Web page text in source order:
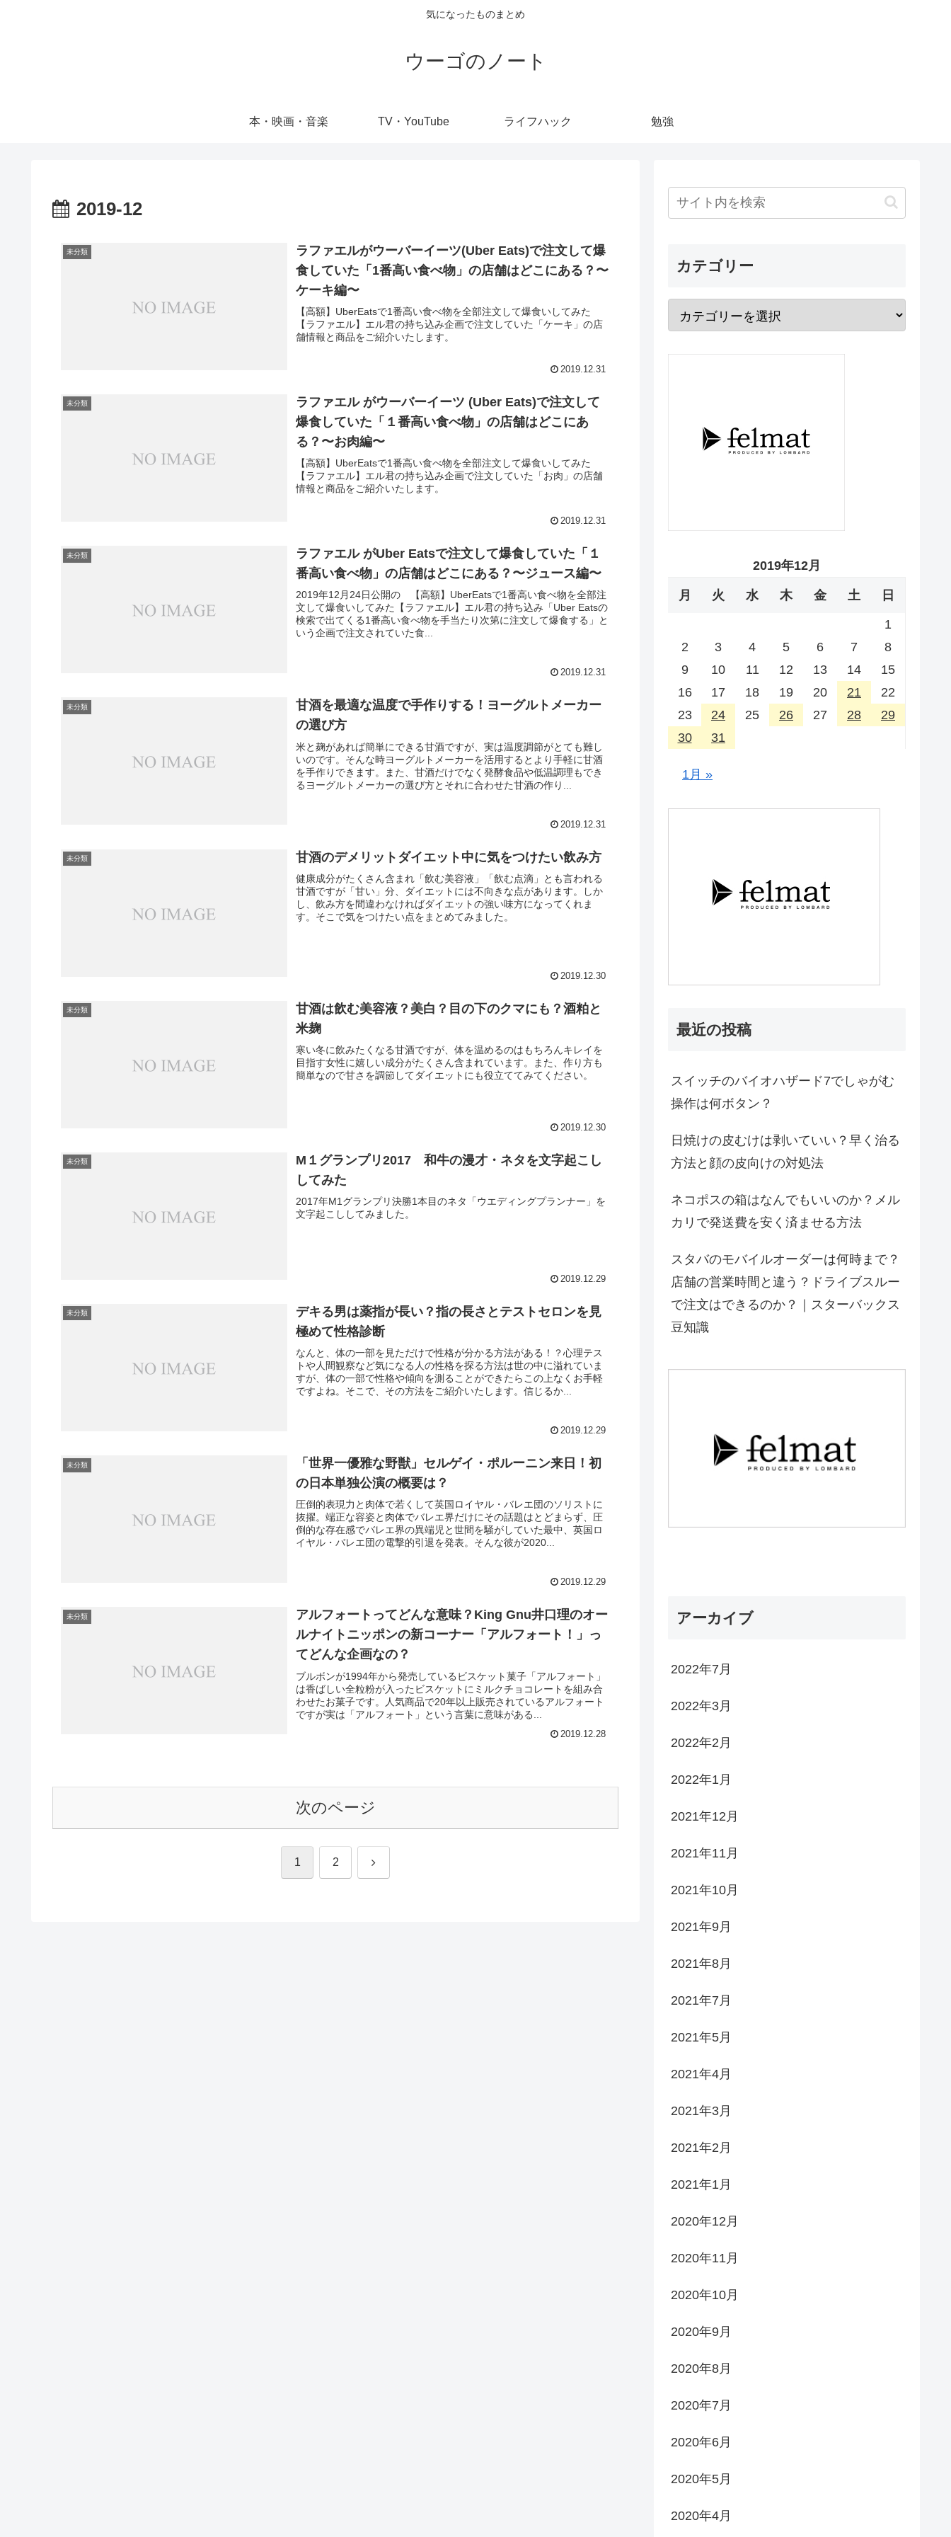
気になったものまとめ
ウーゴのノート
本・映画・音楽 TV・YouTube ライフハック 勉強
2019-12
未分類
ラファエルがウーバーイーツ(Uber Eats)で注文して爆
食していた「1番高い食べ物」の店舗はどこにある？〜
ケーキ編〜
【高額】UberEatsで1番高い食べ物を全部注文して爆食いしてみた
【ラファエル】エル君の持ち込み企画で注文していた「ケーキ」の店
舗情報と商品をご紹介いたします。
2019.12.31
未分類
ラファエル がウーバーイーツ (Uber Eats)で注文して
爆食していた「１番高い食べ物」の店舗はどこにあ
る？〜お肉編〜
【高額】UberEatsで1番高い食べ物を全部注文して爆食いしてみた
【ラファエル】エル君の持ち込み企画で注文していた「お肉」の店舗
情報と商品をご紹介いたします。
2019.12.31
未分類
ラファエル がUber Eatsで注文して爆食していた「１
番高い食べ物」の店舗はどこにある？〜ジュース編〜
2019年12月24日公開の 【高額】UberEatsで1番高い食べ物を全部注
文して爆食いしてみた【ラファエル】エル君の持ち込み「Uber Eatsの
検索で出てくる1番高い食べ物を手当たり次第に注文して爆食する」と
いう企画で注文されていた食...
2019.12.31
未分類
甘酒を最適な温度で手作りする！ヨーグルトメーカー
の選び方
米と麹があれば簡単にできる甘酒ですが、実は温度調節がとても難し
いのです。そんな時ヨーグルトメーカーを活用するとより手軽に甘酒
を手作りできます。また、甘酒だけでなく発酵食品や低温調理もでき
るヨーグルトメーカーの選び方とそれに合わせた甘酒の作り...
2019.12.31
未分類 甘酒のデメリットダイエット中に気をつけたい飲み方
健康成分がたくさん含まれ「飲む美容液」「飲む点滴」とも言われる
甘酒ですが「甘い」分、ダイエットには不向きな点があります。しか
し、飲み方を間違わなければダイエットの強い味方になってくれま
す。そこで気をつけたい点をまとめてみました。
2019.12.30
未分類
甘酒は飲む美容液？美白？目の下のクマにも？酒粕と
米麹
寒い冬に飲みたくなる甘酒ですが、体を温めるのはもちろんキレイを
目指す女性に嬉しい成分がたくさん含まれています。また、作り方も
簡単なので甘さを調節してダイエットにも役立ててみてください。
2019.12.30
未分類
M１グランプリ2017 和牛の漫才・ネタを文字起こし
してみた
2017年M1グランプリ決勝1本目のネタ「ウエディングプランナー」を
文字起こししてみました。
2019.12.29
未分類
デキる男は薬指が長い？指の長さとテストセロンを見
極めて性格診断
なんと、体の一部を見ただけで性格が分かる方法がある！？心理テス
トや人間観察など気になる人の性格を探る方法は世の中に溢れていま
すが、体の一部で性格や傾向を測ることができたらこの上なくお手軽
ですよね。そこで、その方法をご紹介いたします。信じるか...
2019.12.29
未分類
「世界一優雅な野獣」セルゲイ・ポルーニン来日！初
の日本単独公演の概要は？
圧倒的表現力と肉体で若くして英国ロイヤル・バレエ団のソリストに
抜擢。端正な容姿と肉体でバレエ界だけにその話題はとどまらず、圧
倒的な存在感でバレエ界の異端児と世間を騒がしていた最中、英国ロ
イヤル・バレエ団の電撃的引退を発表。そんな彼が2020...
2019.12.29
未分類
アルフォートってどんな意味？King Gnu井口理のオー
ルナイトニッポンの新コーナー「アルフォート！」っ
てどんな企画なの？
ブルボンが1994年から発売しているビスケット菓子「アルフォート」
は香ばしい全粒粉が入ったビスケットにミルクチョコレートを組み合
わせたお菓子です。人気商品で20年以上販売されているアルフォート
ですが実は「アルフォート」という言葉に意味がある...
2019.12.28
次のページ
1 2 次
カテゴリー
2019年12月
月 火 水 木 金 土 日
1
2
3 4 5 6 7
8
9
10 11 12 13 14
15
16
17 18 19 20 21
22
23
24 25 26 27 28
29
30
31
1月 »
最近の投稿
スイッチのバイオハザード7でしゃがむ
操作は何ボタン？
日焼けの皮むけは剥いていい？早く治る
方法と顔の皮向けの対処法
ネコポスの箱はなんでもいいのか？メル
カリで発送費を安く済ませる方法
スタバのモバイルオーダーは何時まで？
店舗の営業時間と違う？ドライブスルー
で注文はできるのか？｜スターバックス
豆知識
アーカイブ
2022年7月
2022年3月
2022年2月
2022年1月
2021年12月
2021年11月
2021年10月
2021年9月
2021年8月
2021年7月
2021年5月
2021年4月
2021年3月
2021年2月
2021年1月
2020年12月
2020年11月
2020年10月
2020年9月
2020年8月
2020年7月
2020年6月
2020年5月
2020年4月